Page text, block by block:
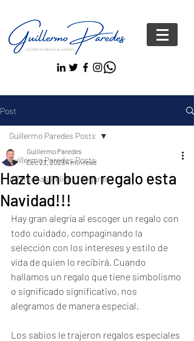
Post
Guillermo Paredes Posts
#Personas FelicesYseguras
Guillermo Paredes Posts
Hazte un buen regalo esta
Navidad!!!
Guillermo Paredes
Dec 23, 20234 min read
Hay gran alegría al escoger un regalo con
todo cuidado, compaginando la
selección con los intereses y estilo de
vida de quien lo recibirá. Cuando
hallamos un regalo que tiene simbolismo
o significado significativo, nos
alegramos de manera especial.
Los sabios le trajeron regalos especiales